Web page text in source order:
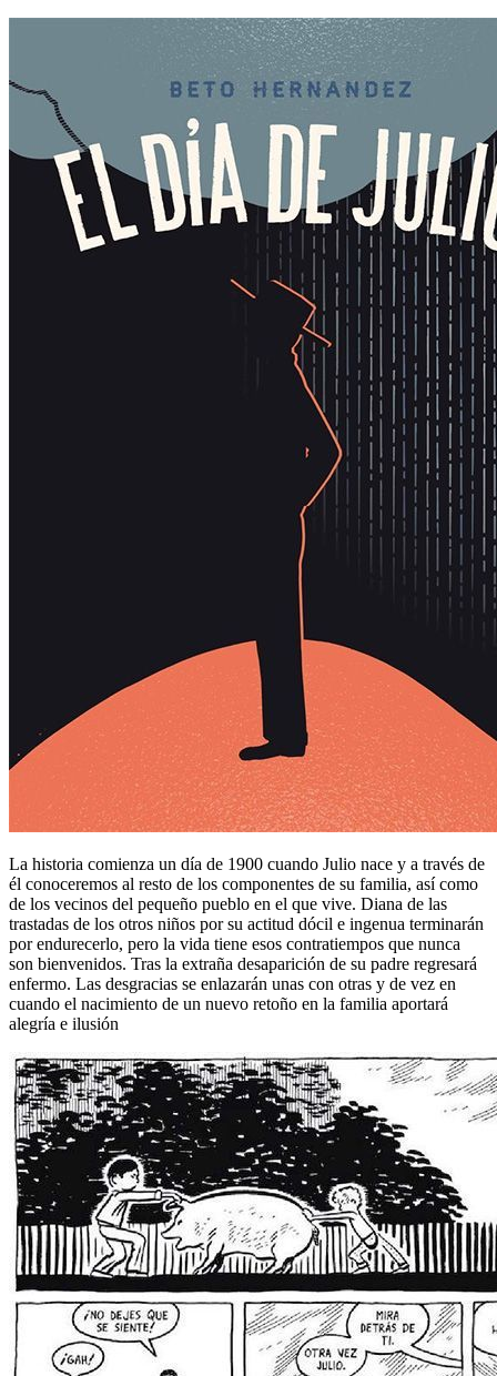
La historia comienza un día de 1900 cuando Julio nace y a través de
él conoceremos al resto de los componentes de su familia, así como
de los vecinos del pequeño pueblo en el que vive. Diana de las
trastadas de los otros niños por su actitud dócil e ingenua terminarán
por endurecerlo, pero la vida tiene esos contratiempos que nunca
son bienvenidos. Tras la extraña desaparición de su padre regresará
enfermo. Las desgracias se enlazarán unas con otras y de vez en
cuando el nacimiento de un nuevo retoño en la familia aportará
alegría e ilusión